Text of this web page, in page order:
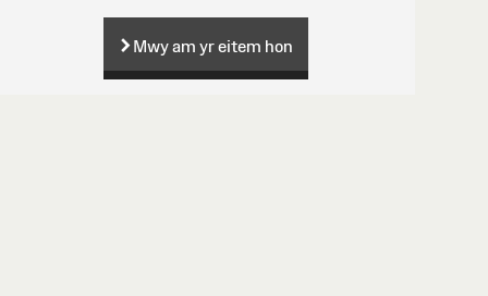
Mwy am yr eitem hon